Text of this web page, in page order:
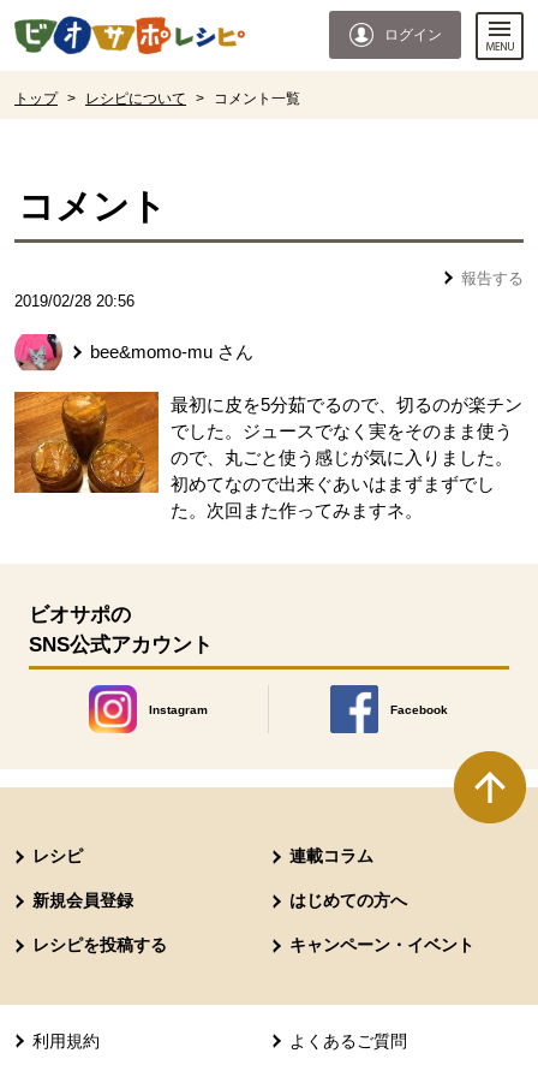
ページの先頭です。
ログイン
トップ > レシピについて > コメント一覧
コメント
報告する
2019/02/28 20:56
bee&momo-mu さん
最初に皮を5分茹でるので、切るのが楽チン
でした。ジュースでなく実をそのまま使う
ので、丸ごと使う感じが気に入りました。
初めてなので出来ぐあいはまずまずでし
た。次回また作ってみますネ。
ビオサポの
SNS公式アカウント
Instagram
別のウィンドウで開きます。
Facebook
別のウィンドウで開きます
レシピ 連載コラム
新規会員登録 はじめての方へ
レシピを投稿する キャンペーン・イベント
利用規約 よくあるご質問